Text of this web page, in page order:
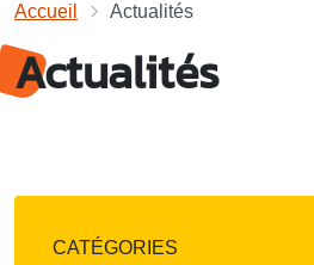
Accueil Actualités
Actualités
CATÉGORIES